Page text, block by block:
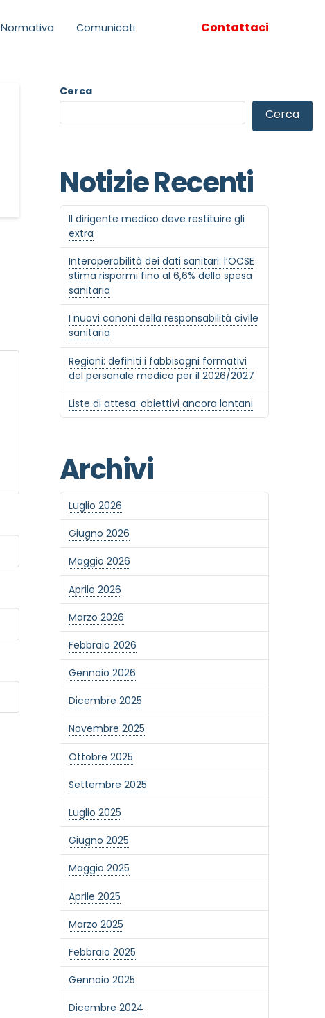
Normativa Comunicati Contattaci
Cerca
Cerca
Notizie Recenti
Il dirigente medico deve restituire gli
extra
Interoperabilità dei dati sanitari: l’OCSE
stima risparmi fino al 6,6% della spesa
sanitaria
I nuovi canoni della responsabilità civile
sanitaria
Regioni: definiti i fabbisogni formativi
del personale medico per il 2026/2027
Liste di attesa: obiettivi ancora lontani
Archivi
Luglio 2026
Giugno 2026
Maggio 2026
Aprile 2026
Marzo 2026
Febbraio 2026
Gennaio 2026
Dicembre 2025
Novembre 2025
Ottobre 2025
Settembre 2025
Luglio 2025
Giugno 2025
Maggio 2025
Aprile 2025
Marzo 2025
Febbraio 2025
Gennaio 2025
Dicembre 2024